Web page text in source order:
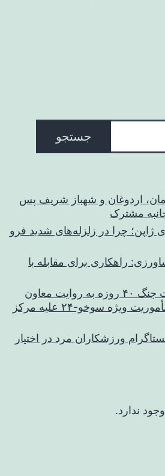
جستجو
اردوغان و شهباز شریف پس
مشترک
ژاپن؛ چرا در زلزله‌های شدید فرو
راهکاری برای مقابله با
خطرناک‌ترین مأموریت جنگ ۴۰ روزه به روایت معاون
نیروی هوایی ارتش/ مأموریت ویژه سوخو-۲۴ علیه مرکز
ورزشکاران مرد در اختیار
ندارد.